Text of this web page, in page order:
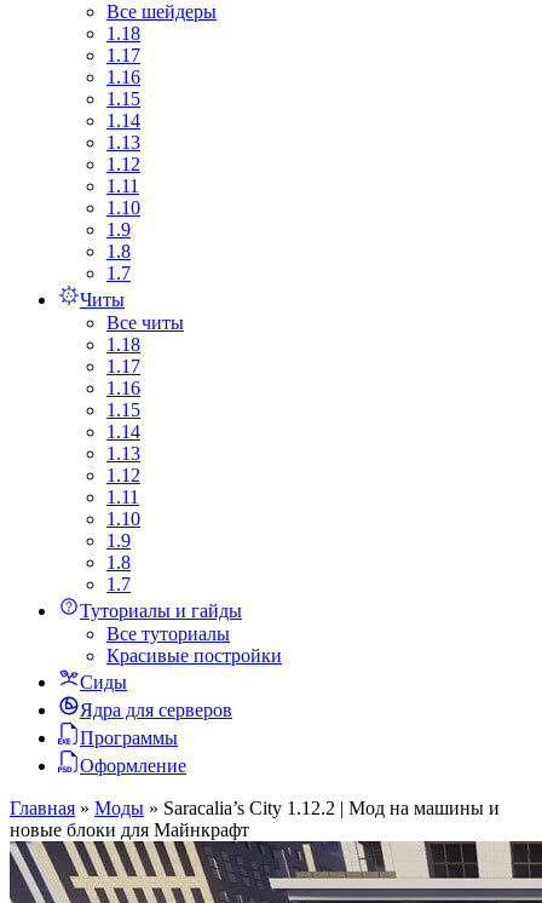
Все шейдеры
1.18
1.17
1.16
1.15
1.14
1.13
1.12
1.11
1.10
1.9
1.8
1.7
Читы
Все читы
1.18
1.17
1.16
1.15
1.14
1.13
1.12
1.11
1.10
1.9
1.8
1.7
Туториалы и гайды
Все туториалы
Красивые постройки
Сиды
Ядра для серверов
Программы
Оформление
Главная » Моды » Saracalia’s City 1.12.2 | Мод на машины и
новые блоки для Майнкрафт